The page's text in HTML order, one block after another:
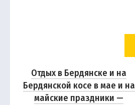
Отдых в Бердянске и на
Бердянской косе в мае и на
майские праздники —